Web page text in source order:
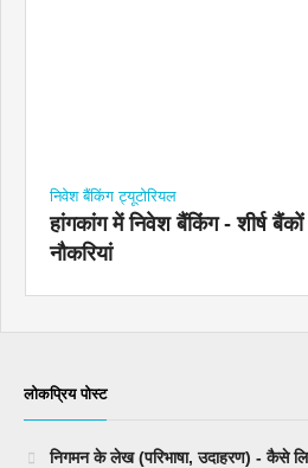
निवेश बैंकिंग ट्यूटोरियल
हांगकांग में निवेश बैंकिंग - शीर्ष
नौकरियां
लोकप्रिय पोस्ट
निगमन के लेख (परिभाषा, उदाहरण) - कैसे